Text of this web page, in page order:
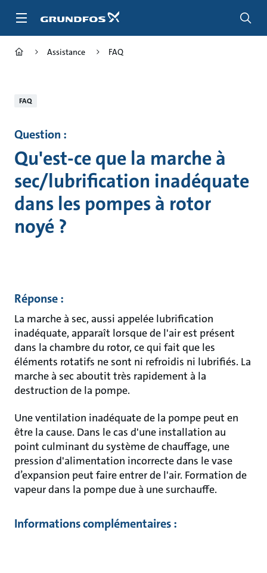
Assistance FAQ
FAQ
Question :
Qu'est-ce que la marche à
sec/lubrification inadéquate
dans les pompes à rotor
noyé ?
Réponse :
La marche à sec, aussi appelée lubrification
inadéquate, apparaît lorsque de l'air est présent
dans la chambre du rotor, ce qui fait que les
éléments rotatifs ne sont ni refroidis ni lubrifiés. La
marche à sec aboutit très rapidement à la
destruction de la pompe.
Une ventilation inadéquate de la pompe peut en
être la cause. Dans le cas d'une installation au
point culminant du système de chauffage, une
pression d'alimentation incorrecte dans le vase
d’expansion peut faire entrer de l'air. Formation de
vapeur dans la pompe due à une surchauffe.
Informations complémentaires :